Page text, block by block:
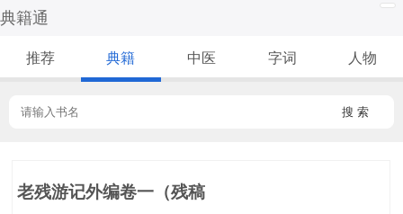
典籍通
推荐 典籍 中医 字词 人物
搜 索
老残游记外编卷一（残稿